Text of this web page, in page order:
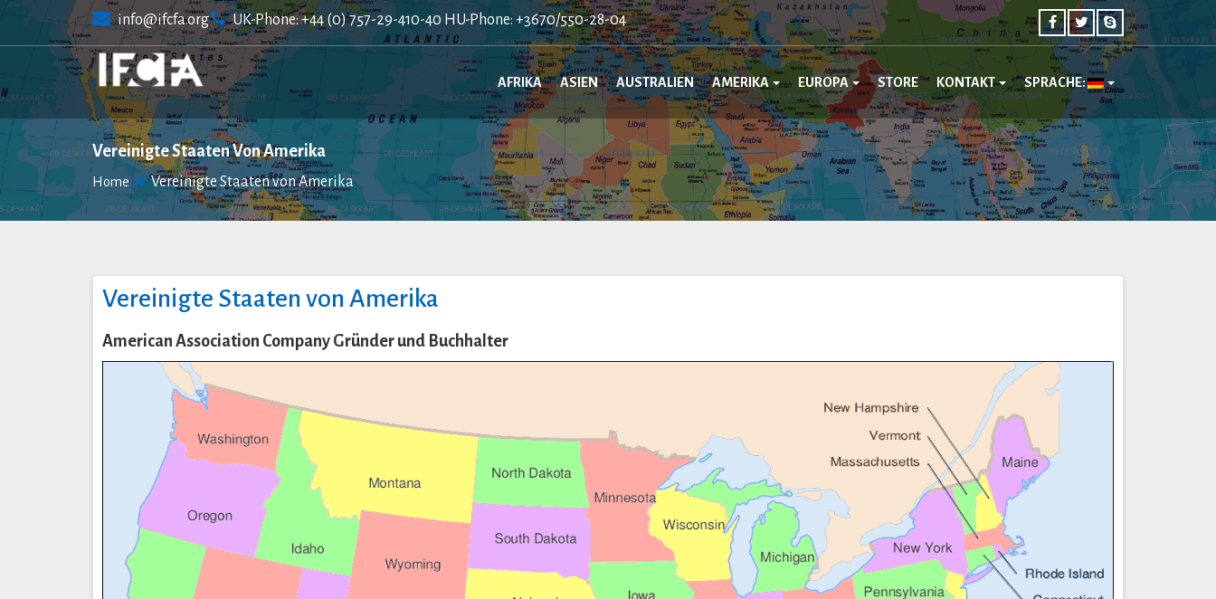
content
info@ifcfa.org UK-Phone: +44 (0) 757-29-410-40 HU-Phone: +3670/550-28-04
AFRIKA ASIEN AUSTRALIEN AMERIKA EUROPA STORE KONTAKT SPRACHE:
Vereinigte Staaten Von Amerika
Home Vereinigte Staaten von Amerika
Vereinigte Staaten von Amerika
American Association Company Gründer und Buchhalter